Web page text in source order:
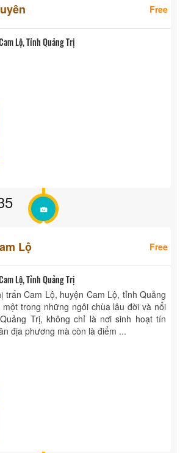
Free
Lộ, Tỉnh Quảng Trị
Lộ Free
Lộ, Tỉnh Quảng Trị
trấn Cam Lộ, huyện Cam Lộ, tỉnh Quảng
trong những ngôi chùa lâu đời và nổi
Trị, không chỉ là nơi sinh hoạt tín
địa phương mà còn là điểm ...